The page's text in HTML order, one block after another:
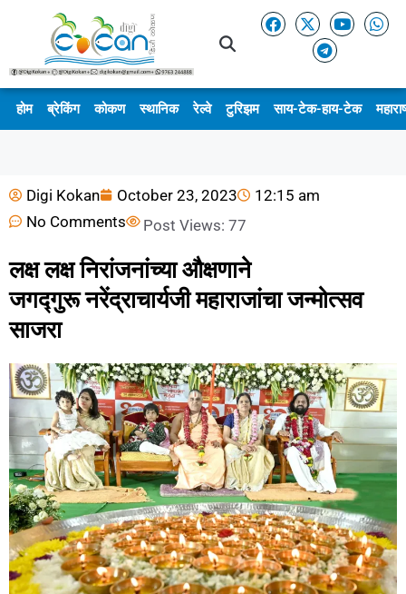
होम ब्रेकिंग कोकण स्थानिक रेल्वे टुरिझम साय-टेक-हाय-टेक
Digi Kokan October 23, 2023
12:15 am
No Comments
Post Views: 77
लक्ष लक्ष निरांजनांच्या औक्षणाने
जगद्गुरू नरेंद्राचार्यजी महाराजांचा जन्मोत्सव
साजरा